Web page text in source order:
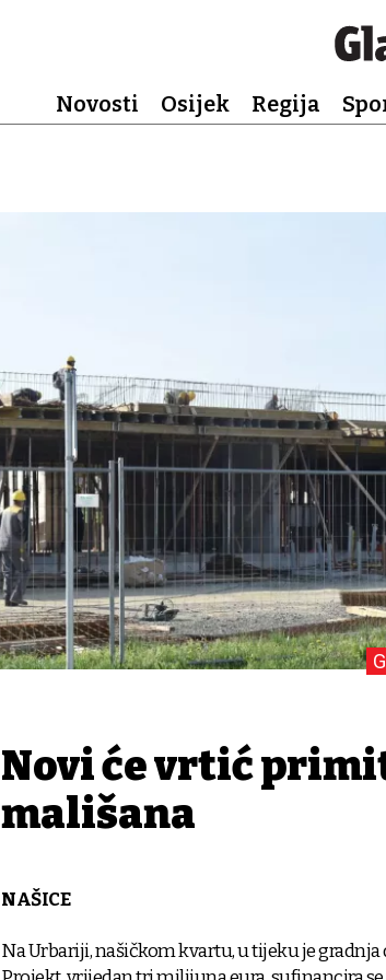
Novosti Osijek Regija
Novi će vrtić
mališana
NAŠICE
Na Urbariji, našičkom kvartu, u tijeku je